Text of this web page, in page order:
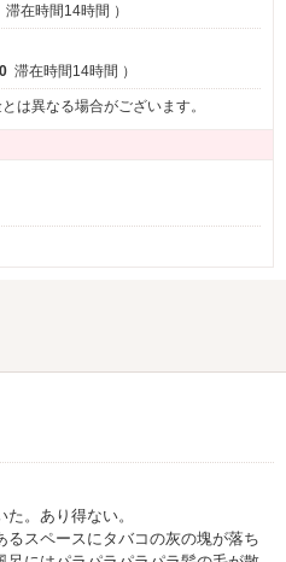
滞在時間14時間 ）
滞在時間14時間 ）
は異なる場合がございます。
。あり得ない。
るスペースにタバコの灰の塊が落ち